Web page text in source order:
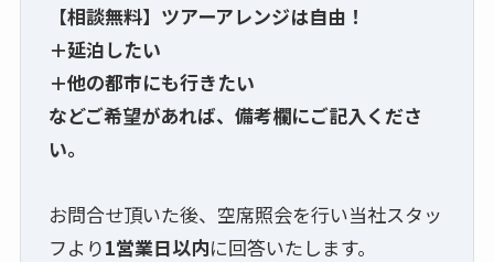
【相談無料】ツアーアレンジは自由！
＋延泊したい
＋他の都市にも行きたい
などご希望があれば、備考欄にご記入くださ
い。
お問合せ頂いた後、空席照会を行い当社スタッ
フより1営業日以内に回答いたします。